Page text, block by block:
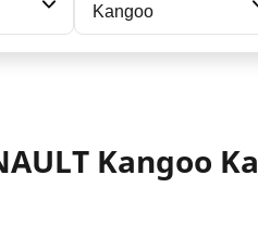
Kangoo
Kangoo